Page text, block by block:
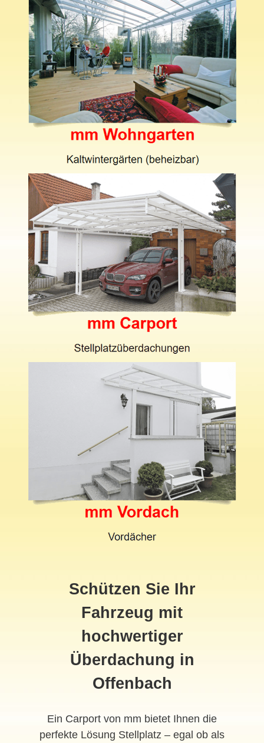
Schützen Sie Ihr
Fahrzeug mit
hochwertiger
Überdachung in
Offenbach
Ein Carport von mm bietet Ihnen die
perfekte Lösung Stellplatz – egal ob als